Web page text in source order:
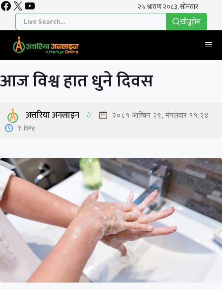
Skip
content
Facebook
X YouTube
खाेज्नुहाेस
आज विश्व हात धुने दिवस
अत्तरिया अनलाइन २०८१ आश्विन २९, मंगलवार ११:२४
1 मिनेट